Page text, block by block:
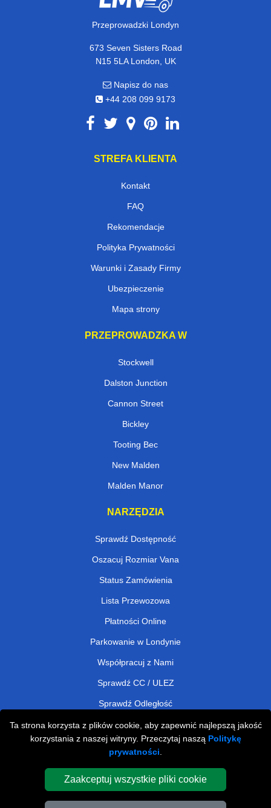
Ta strona korzysta z plików cookie, aby zapewnić najlepszą jakość
korzystania z naszej witryny. Przeczytaj naszą Politykę
prywatności
Zaakceptuj wszystkie pliki cookie
Przeprowadzki Londyn
673 Seven Sisters Road
N15 5LA London, UK
Napisz do nas
+44 208 099 9173
STREFA KLIENTA
Kontakt
FAQ
Rekomendacje
Polityka Prywatności
Warunki i Zasady Firmy
Ubezpieczenie
Mapa strony
PRZEPROWADZKA W
Stockwell
Dalston Junction
Cannon Street
Bickley
Tooting Bec
New Malden
Malden Manor
NARZĘDZIA
Sprawdź Dostępność
Oszacuj Rozmiar Vana
Status Zamówienia
Lista Przewozowa
Płatności Online
Parkowanie w Londynie
Współpracuj z Nami
Sprawdź CC / ULEZ
Sprawdź Odległość
Man and Van Removals